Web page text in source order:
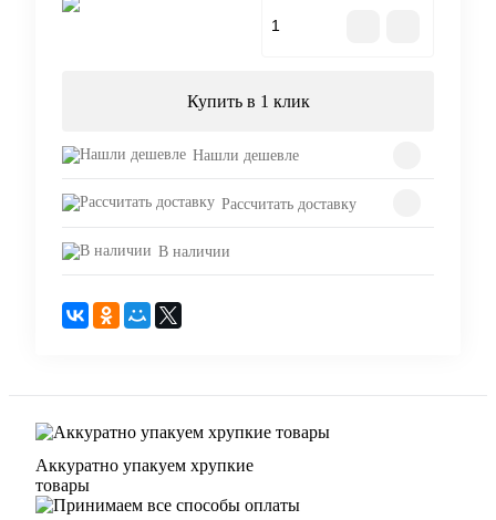
Купить в 1 клик
Нашли дешевле
Рассчитать доставку
В наличии
Аккуратно упакуем хрупкие
товары